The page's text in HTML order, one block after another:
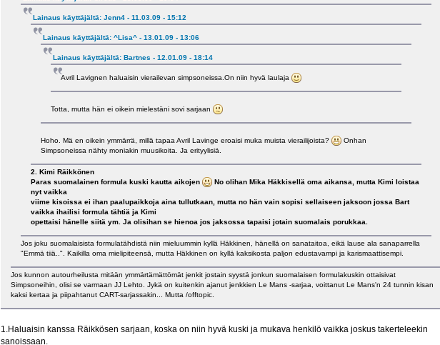
Lainaus käyttäjältä: Jenn4 - 11.03.09 - 15:12
Lainaus käyttäjältä: ^Lisa^ - 13.01.09 - 13:06
Lainaus käyttäjältä: Bartnes - 12.01.09 - 18:14
Avril Lavignen haluaisin vierailevan simpsoneissa.On niin hyvä laulaja
Totta, mutta hän ei oikein mielestäni sovi sarjaan
Hoho. Mä en oikein ymmärrä, millä tapaa Avril Lavinge eroaisi muka muista vierailijoista?
Onhan
Simpsoneissa nähty moniakin muusikoita. Ja erityylisiä.
2. Kimi Räikkönen
Paras suomalainen formula kuski kautta aikojen
No olihan Mika Häkkisellä oma aikansa, mutta Kimi loistaa
nyt vaikka
viime kisoissa ei ihan paalupaikkoja aina tullutkaan, mutta no hän vain sopisi sellaiseen jaksoon jossa Bart
vaikka ihailisi formula tähtiä ja Kimi
opettaisi hänelle siitä ym. Ja olisihan se hienoa jos jaksossa tapaisi jotain suomalais porukkaa.
Jos joku suomalaisista formulatähdistä niin mieluummin kyllä Häkkinen, hänellä on sanataitoa, eikä lause ala sanaparrella
"Emmä tiiä..". Kaikilla oma mielipiteensä, mutta Häkkinen on kyllä kaksikosta paljon edustavampi ja karismaattisempi.
Jos kunnon autourheilusta mitään ymmärtämättömät jenkit jostain syystä jonkun suomalaisen formulakuskin ottaisivat
Simpsoneihin, olisi se varmaan JJ Lehto. Jykä on kuitenkin ajanut jenkkien Le Mans -sarjaa, voittanut Le Mans'n 24 tunnin kisan
kaksi kertaa ja piipahtanut CART-sarjassakin... Mutta /offtopic.
1.Haluaisin kanssa Räikkösen sarjaan, koska on niin hyvä kuski ja mukava henkilö vaikka joskus takerteleekin
sanoissaan.